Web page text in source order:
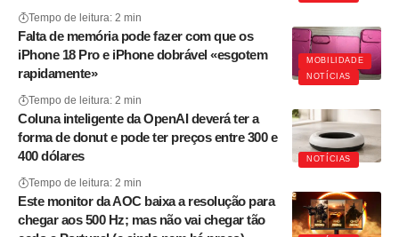
Tempo de leitura: 2 min
MOBILIDADE
NOTÍCIAS
Falta de memória pode fazer com que os
iPhone 18 Pro e iPhone dobrável «esgotem
rapidamente»
Tempo de leitura: 2 min
NOTÍCIAS
Coluna inteligente da OpenAI deverá ter a
forma de donut e pode ter preços entre 300 e
400 dólares
Tempo de leitura: 2 min
Este monitor da AOC baixa a resolução para
chegar aos 500 Hz; mas não vai chegar tão